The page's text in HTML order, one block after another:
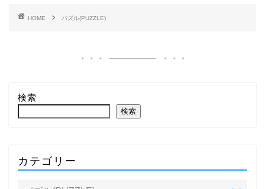
HOME パズル(PUZZLE)
検索
検索
カテゴリー